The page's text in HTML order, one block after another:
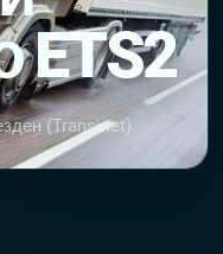
ETS2
(Transinet)